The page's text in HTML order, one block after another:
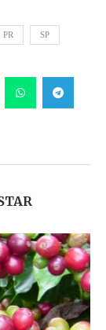
PR SP